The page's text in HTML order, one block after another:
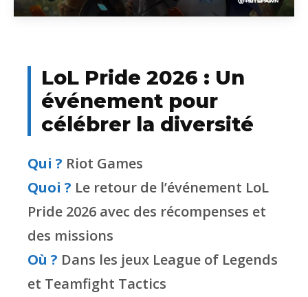
LoL Pride 2026 : Un
événement pour
célébrer la diversité
Qui ? Riot Games
Quoi ? Le retour de l’événement LoL
Pride 2026 avec des récompenses et
des missions
Où ? Dans les jeux League of Legends
et Teamfight Tactics